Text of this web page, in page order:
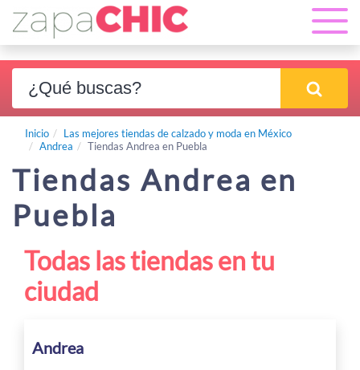
Inicio
Las mejores tiendas de calzado y moda en México
Andrea
Tiendas Andrea en Puebla
Tiendas Andrea en
Puebla
Todas las tiendas en tu
ciudad
Andrea